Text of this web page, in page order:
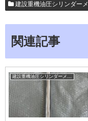
建設重機油圧シリンダー
関連記事
建設重機油圧シリンダーメッキ加工履歴